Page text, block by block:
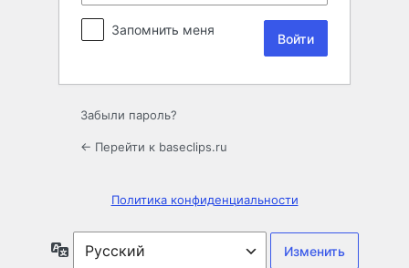
Запомнить меня
Забыли пароль?
← Перейти к baseclips.ru
Политика конфиденциальности
Язык